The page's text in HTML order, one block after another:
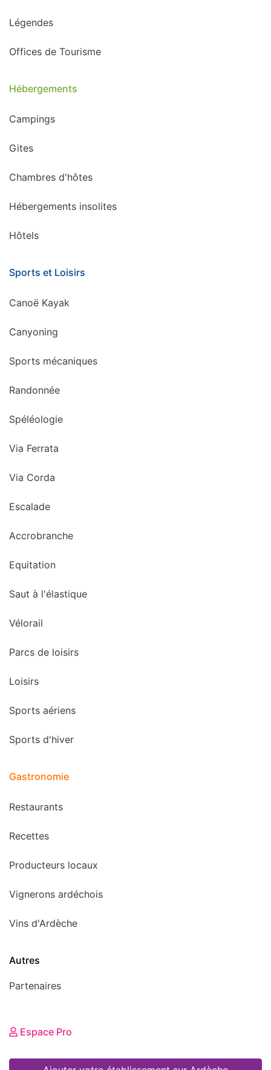
Légendes
Offices de Tourisme
Hébergements
Campings
Gites
Chambres d'hôtes
Hébergements insolites
Hôtels
Sports et Loisirs
Canoë Kayak
Canyoning
Sports mécaniques
Randonnée
Spéléologie
Via Ferrata
Via Corda
Escalade
Accrobranche
Equitation
Saut à l'élastique
Vélorail
Parcs de loisirs
Loisirs
Sports aériens
Sports d'hiver
Gastronomie
Restaurants
Recettes
Producteurs locaux
Vignerons ardéchois
Vins d'Ardèche
Autres
Partenaires
Espace Pro